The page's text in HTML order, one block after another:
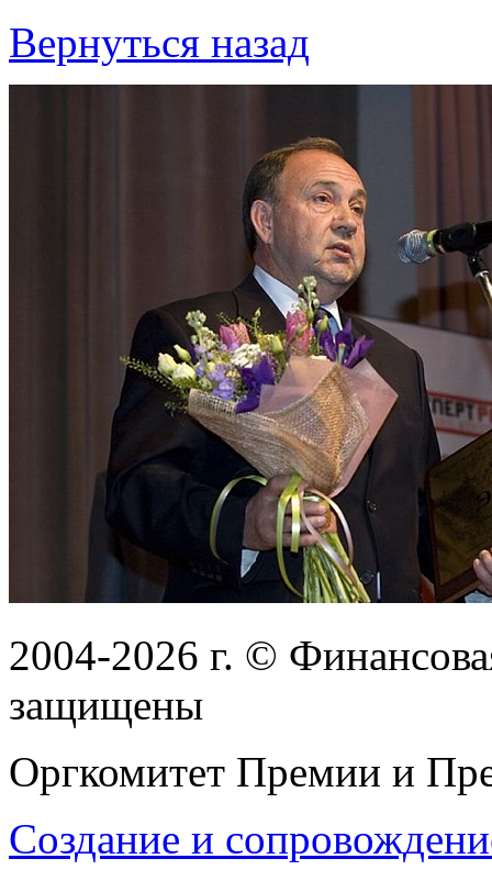
Вернуться назад
2004-2026 г. ©
защищены
Оргкомитет Премии и
Создание и